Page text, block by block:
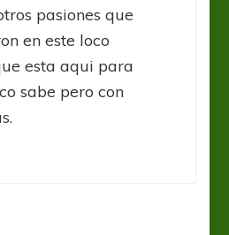
pasiones que
en este loco
esta aqui para
sabe pero con